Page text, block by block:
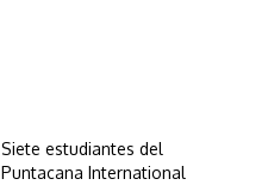
Siete estudiantes del
Puntacana International